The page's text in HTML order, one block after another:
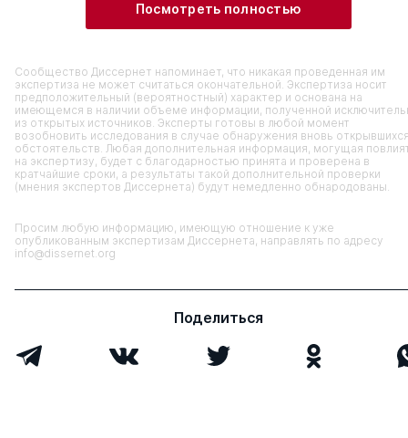
Посмотреть полностью
Сообщество Диссернет напоминает, что никакая проведенная им
экспертиза не может считаться окончательной. Экспертиза носит
предположительный (вероятностный) характер и основана на
имеющемся в наличии объеме информации, полученной
из открытых источников. Эксперты готовы в любой момент
возобновить исследования в случае обнаружения вновь
обстоятельств. Любая дополнительная информация, могущая
на экспертизу, будет с благодарностью принята и проверена в
кратчайшие сроки, а результаты такой дополнительной проверки
(мнения экспертов Диссернета) будут немедленно обнародованы.
Просим любую информацию, имеющую отношение к уже
опубликованным экспертизам Диссернета, направлять по адресу
info@dissernet.org
Поделиться